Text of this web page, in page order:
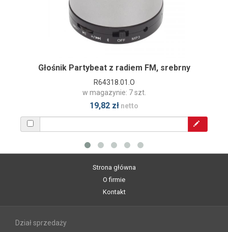
Głośnik Partybeat z radiem FM, srebrny
R64318.01.O
w magazynie: 7 szt.
19,82 zł netto
Strona główna
O firmie
Kontakt
Dział sprzedaży